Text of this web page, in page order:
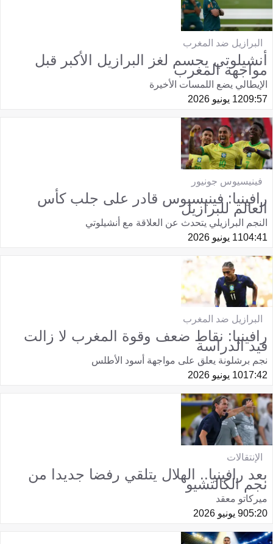
البرازيل ضد المغرب
أنشيلوتي يحسم لغز البرازيل الأكبر قبل
مواجهة المغرب
الإيطالي يضع اللمسات الأخيرة
09:5712 يونيو 2026
فينيسيوس جونيور
رافينيا: فينيسيوس قادر على جلب كأس
العالم للبرازيل
النجم البرازيلي يتحدث عن العلاقة مع أنشيلوتي
04:4111 يونيو 2026
البرازيل ضد المغرب
رافينيا: نقاط ضعف وقوة المغرب لا زالت
قيد الدراسة
نجم برشلونة يعلق على مواجهة أسود الأطلس
17:4210 يونيو 2026
الإنتقالات
بعد رافينيا.. الهلال يتلقي رفضا جديدا من
نجم الكالتشيو
ميركاتو معقد
05:209 يونيو 2026